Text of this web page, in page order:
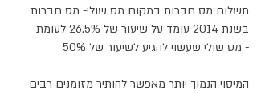
תשלום מס חברות במקום מס שולי- מס חברות
בשנת 2014 עומד על שיעור של 26.5% לעומת
מס שולי שעשוי להגיע לשיעור של 50% -
המיסוי הנמוך יותר מאפשר להותיר מזומנים רבים